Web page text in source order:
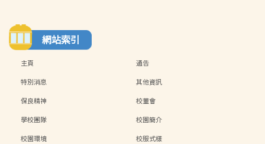
網站索引
主頁
通告
特別消息
其他資訊
保良精神
校董會
學校團隊
校園簡介
校園環境
校服式樣